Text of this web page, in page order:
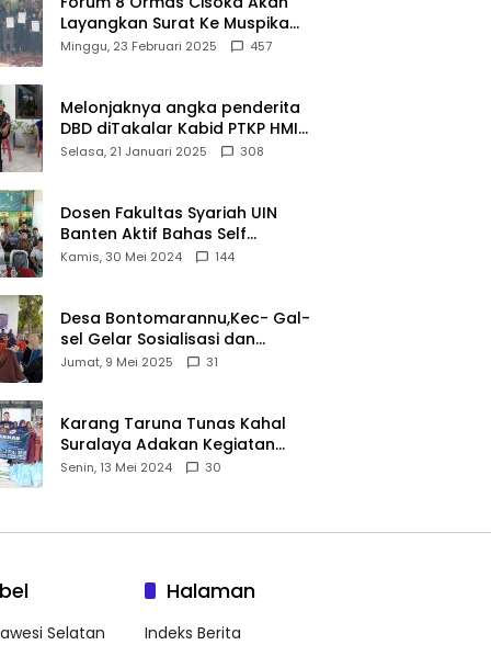
Layangkan Surat Ke Muspika
Atas Adanya Kantor Matel di
Minggu, 23 Februari 2025 457
Melonjaknya angka penderita
DBD diTakalar Kabid PTKP HMI
Cab.Takalar angkat bicara
Selasa, 21 Januari 2025 308
Dosen Fakultas Syariah UIN
Banten Aktif Bahas Self
Declare Halal dalam Forum
Kamis, 30 Mei 2024 144
Desa Bontomarannu,Kec- Gal-
sel Gelar Sosialisasi dan
Bimtek Pemutakhiran Data ID
Jumat, 9 Mei 2025 31
Karang Taruna Tunas Kahal
Suralaya Adakan Kegiatan
Bansos Terhadap Kaum
Senin, 13 Mei 2024 30
Selatan
Halaman
Indeks Berita